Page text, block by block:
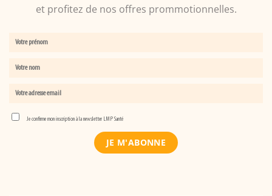
et profitez de nos offres prommotionnelles.
Je confirme mon inscription à la newsletter LMP Santé